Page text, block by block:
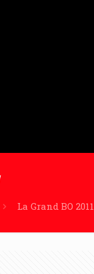
La Grand BO 2011